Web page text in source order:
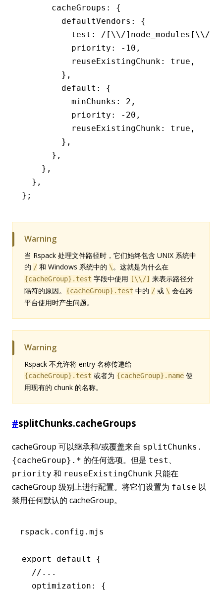
      cacheGroups
:
{
        defaultVendors
:
{
          test
: /[\\/]node_modules[\\/]/
          priority
: - 10 ,
          reuseExistingChunk
: true ,
        }
,
        default
:
{
          minChunks
: 2 ,
          priority
: - 20 ,
          reuseExistingChunk
: true ,
        }
,
      }
,
    }
,
  }
,
};
Warning
当 Rspack 处理文件路径时，它们始终包含 UNIX 系统中
的 / 和 Windows 系统中的 \。这就是为什么在
{cacheGroup}.test 字段中使用 [\\/] 来表示路径分
隔符的原因。
{cacheGroup}.test 中的 / 或 \ 会在跨
平台使用时产生问题。
Warning
Rspack 不允许将 entry 名称传递给
{cacheGroup}.test 或者为 {cacheGroup}.name 使
用现有的 chunk 的名称。
#splitChunks.cacheGroups
cacheGroup 可以继承和/或覆盖来自 splitChunks.
{cacheGroup}.* 的任何选项。但是 test 、
priority 和 reuseExistingChunk 只能在
cacheGroup 级别上进行配置。将它们设置为 false 以
禁用任何默认的 cacheGroup。
rspack.config.mjs
export default
{
  //...
  optimization
: {